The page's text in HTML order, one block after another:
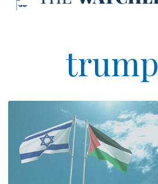
trump